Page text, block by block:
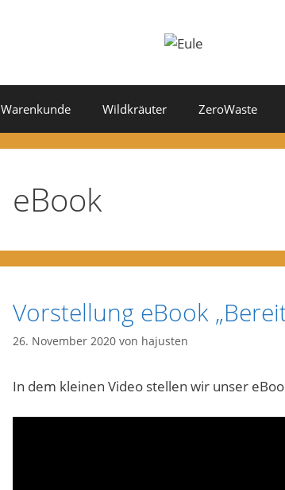
Warenkunde Wildkräuter ZeroWaste
eBook
Vorstellung eBook
26. November 2020 von hajusten
In dem kleinen Video stellen wir unser